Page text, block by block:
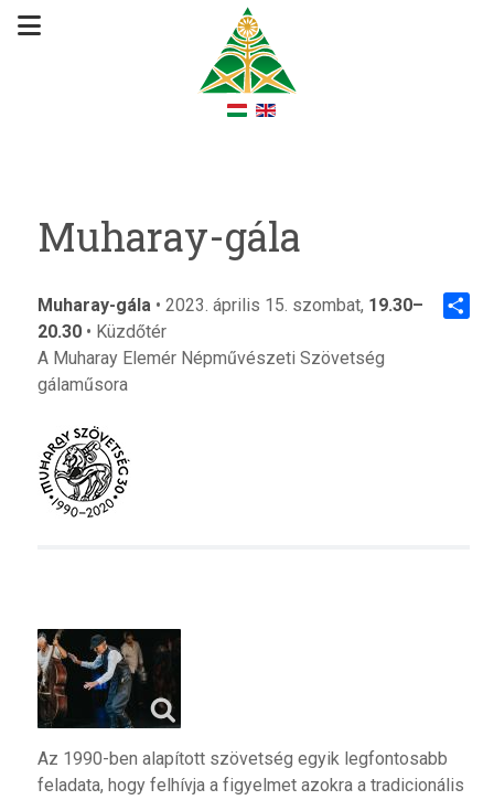
Muharay-gála
Muharay-gála• 2023. április 15. szombat, 19.30–
20.30• Küzdőtér
A Muharay Elemér Népművészeti Szövetség
gálaműsora
Az 1990-ben alapított szövetség egyik legfontosabb
feladata, hogy felhívja a figyelmet azokra a tradicionális